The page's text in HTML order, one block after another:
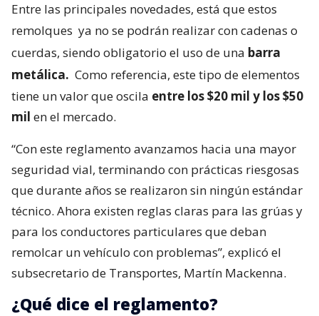
Entre las principales novedades, está que estos
remolques ya no se podrán realizar con cadenas o
cuerdas, siendo obligatorio el uso de una barra
metálica. Como referencia, este tipo de elementos
tiene un valor que oscila entre los $20 mil y los $50
mil en el mercado.
“Con este reglamento avanzamos hacia una mayor
seguridad vial, terminando con prácticas riesgosas
que durante años se realizaron sin ningún estándar
técnico. Ahora existen reglas claras para las grúas y
para los conductores particulares que deban
remolcar un vehículo con problemas”, explicó el
subsecretario de Transportes, Martín Mackenna.
¿Qué dice el reglamento?